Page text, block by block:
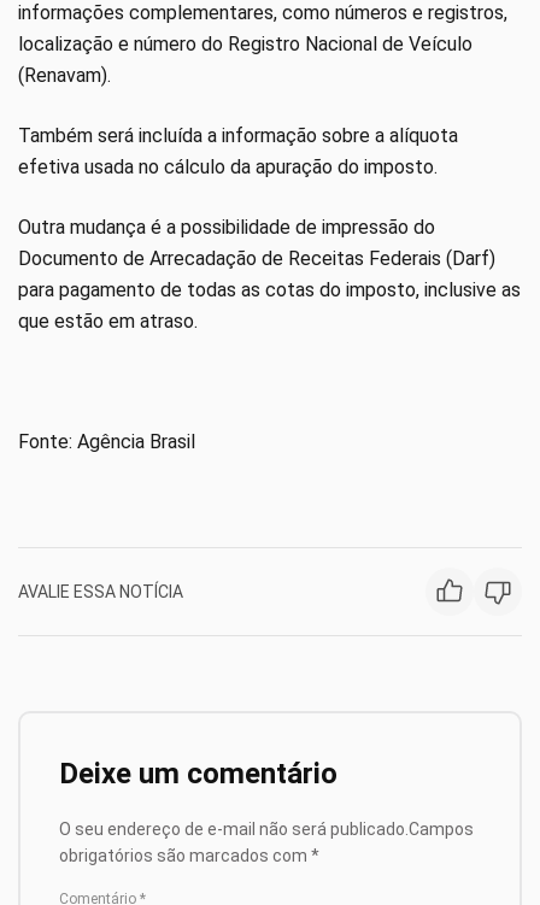
informações complementares, como números e registros,
localização e número do Registro Nacional de Veículo
(Renavam).
Também será incluída a informação sobre a alíquota
efetiva usada no cálculo da apuração do imposto.
Outra mudança é a possibilidade de impressão do
Documento de Arrecadação de Receitas Federais (Darf)
para pagamento de todas as cotas do imposto, inclusive as
que estão em atraso.
Fonte: Agência Brasil
AVALIE ESSA NOTÍCIA
Deixe um comentário
O seu endereço de e-mail não será publicado. Campos
obrigatórios são marcados com *
Comentário *